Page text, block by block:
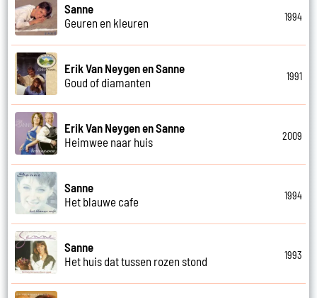
Sanne
Geuren en kleuren
1994
Erik Van Neygen en Sanne
Goud of diamanten
1991
Erik Van Neygen en Sanne
Heimwee naar huis
2009
Sanne
Het blauwe cafe
1994
Sanne
Het huis dat tussen rozen stond
1993